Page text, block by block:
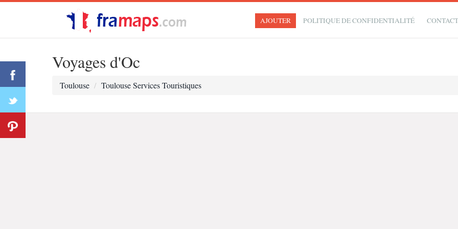
AJOUTER POLITIQUE DE CONFIDENTIALITÉ
Voyages d'Oc
Toulouse Toulouse Services Touristiques